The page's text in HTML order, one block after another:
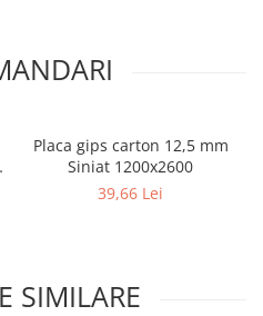
Placa gips carton 12,5 mm
Siniat 1200x2600
39,66 Lei
SIMILARE